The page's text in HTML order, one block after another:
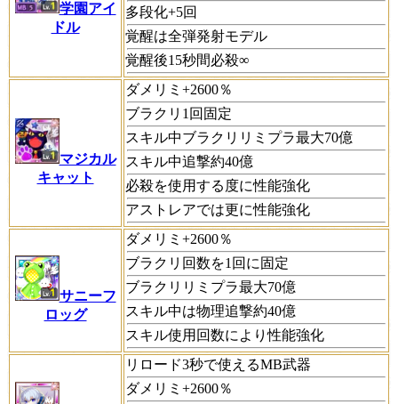
学園アイ
ドル
多段化+5回
覚醒は全弾発射モデル
覚醒後15秒間必殺∞
マジカル
キャット
ダメリミ+2600％
ブラクリ1回固定
スキル中ブラクリリミプラ最大70億
スキル中追撃約40億
必殺を使用する度に性能強化
アストレアでは更に性能強化
サニーフ
ロッグ
ダメリミ+2600％
ブラクリ回数を1回に固定
ブラクリリミプラ最大70億
スキル中は物理追撃約40億
スキル使用回数により性能強化
リロード3秒で使えるMB武器
ダメリミ+2600％